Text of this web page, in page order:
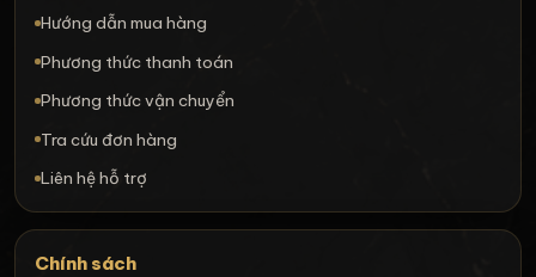
Hướng dẫn mua hàng
Phương thức thanh toán
Phương thức vận chuyển
Tra cứu đơn hàng
Liên hệ hỗ trợ
Chính sách